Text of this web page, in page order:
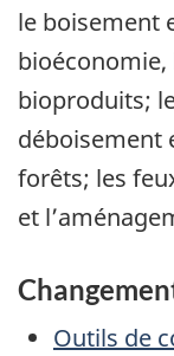
le boisement
bioéconomie,
bioproduits;
déboisement
forêts; les
et
Outils de